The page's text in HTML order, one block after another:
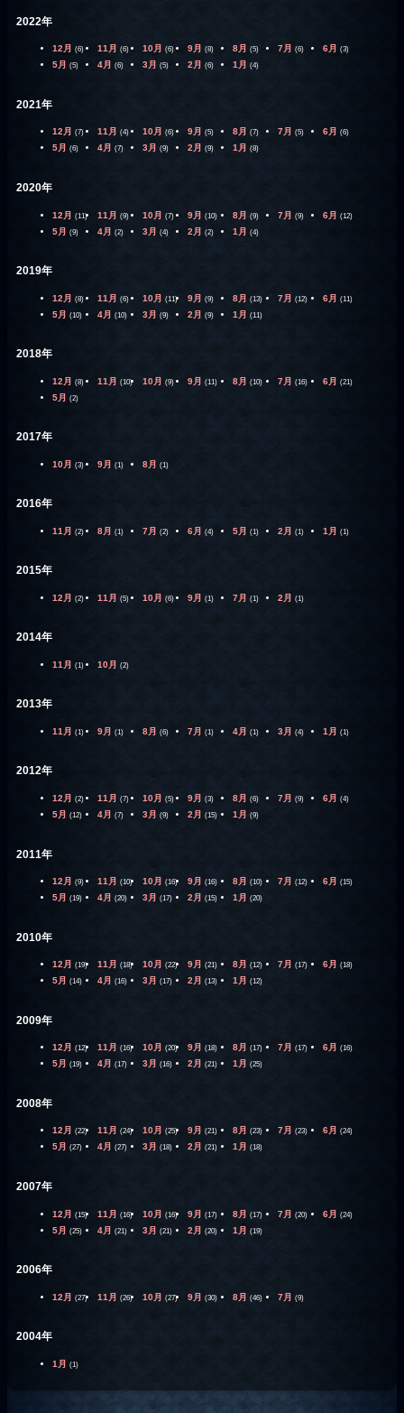
2022年
12月 (6) 11月 (6) 10月 (6) 9月 (8) 8月 (5) 7月 (6) 6月 (3)
5月 (5) 4月 (6) 3月 (5) 2月 (6) 1月 (4)
2021年
12月 (7) 11月 (4) 10月 (6) 9月 (5) 8月 (7) 7月 (5) 6月 (6)
5月 (6) 4月 (7) 3月 (9) 2月 (9) 1月 (8)
2020年
12月 (11) 11月 (9) 10月 (7) 9月 (10) 8月 (9) 7月 (9) 6月 (12)
5月 (9) 4月 (2) 3月 (4) 2月 (2) 1月 (4)
2019年
12月 (8) 11月 (6) 10月 (11) 9月 (9) 8月 (13) 7月 (12) 6月 (11)
5月 (10) 4月 (10) 3月 (9) 2月 (9) 1月 (11)
2018年
12月 (8) 11月 (10) 10月 (9) 9月 (11) 8月 (10) 7月 (16) 6月 (21)
5月 (2)
2017年
10月 (3) 9月 (1) 8月 (1)
2016年
11月 (2) 8月 (1) 7月 (2) 6月 (4) 5月 (1) 2月 (1) 1月 (1)
2015年
12月 (2) 11月 (5) 10月 (6) 9月 (1) 7月 (1) 2月 (1)
2014年
11月 (1) 10月 (2)
2013年
11月 (1) 9月 (1) 8月 (6) 7月 (1) 4月 (1) 3月 (4) 1月 (1)
2012年
12月 (2) 11月 (7) 10月 (5) 9月 (3) 8月 (6) 7月 (9) 6月 (4)
5月 (12) 4月 (7) 3月 (9) 2月 (15) 1月 (9)
2011年
12月 (9) 11月 (10) 10月 (16) 9月 (16) 8月 (10) 7月 (12) 6月 (15)
5月 (19) 4月 (20) 3月 (17) 2月 (15) 1月 (20)
2010年
12月 (19) 11月 (18) 10月 (22) 9月 (21) 8月 (12) 7月 (17) 6月 (18)
5月 (14) 4月 (16) 3月 (17) 2月 (13) 1月 (12)
2009年
12月 (12) 11月 (16) 10月 (20) 9月 (18) 8月 (17) 7月 (17) 6月 (16)
5月 (19) 4月 (17) 3月 (16) 2月 (21) 1月 (25)
2008年
12月 (22) 11月 (24) 10月 (25) 9月 (21) 8月 (23) 7月 (23) 6月 (24)
5月 (27) 4月 (27) 3月 (18) 2月 (21) 1月 (18)
2007年
12月 (15) 11月 (16) 10月 (16) 9月 (17) 8月 (17) 7月 (20) 6月 (24)
5月 (25) 4月 (21) 3月 (21) 2月 (20) 1月 (19)
2006年
12月 (27) 11月 (26) 10月 (27) 9月 (30) 8月 (46) 7月 (9)
2004年
1月 (1)